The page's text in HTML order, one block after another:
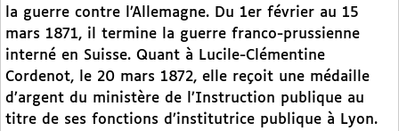
la guerre contre l’Allemagne. Du 1er février au 15
mars 1871, il termine la guerre franco-prussienne
interné en Suisse. Quant à Lucile-Clémentine
Cordenot, le 20 mars 1872, elle reçoit une médaille
d’argent du ministère de l’Instruction publique au
titre de ses fonctions d’institutrice publique à Lyon.